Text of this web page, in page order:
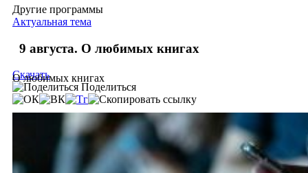
Другие программы
Актуальная тема
9 августа. О любимых книгах
О любимых книгах
Скачать
Поделиться